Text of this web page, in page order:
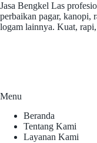
Jasa Bengkel Las
perbaikan pagar, kanopi,
logam lainnya. Kuat,
Menu
Beranda
Tentang Kami
Layanan Kami